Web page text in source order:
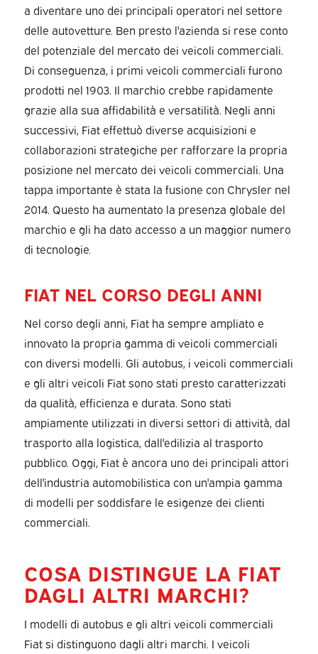
a diventare uno dei principali operatori nel settore
delle autovetture. Ben presto l'azienda si rese conto
del potenziale del mercato dei veicoli commerciali.
Di conseguenza, i primi veicoli commerciali furono
prodotti nel 1903. Il marchio crebbe rapidamente
grazie alla sua affidabilità e versatilità. Negli anni
successivi, Fiat effettuò diverse acquisizioni e
collaborazioni strategiche per rafforzare la propria
posizione nel mercato dei veicoli commerciali. Una
tappa importante è stata la fusione con Chrysler nel
2014. Questo ha aumentato la presenza globale del
marchio e gli ha dato accesso a un maggior numero
di tecnologie.
FIAT NEL CORSO DEGLI ANNI
Nel corso degli anni, Fiat ha sempre ampliato e
innovato la propria gamma di veicoli commerciali
con diversi modelli. Gli autobus, i veicoli commerciali
e gli altri veicoli Fiat sono stati presto caratterizzati
da qualità, efficienza e durata. Sono stati
ampiamente utilizzati in diversi settori di attività, dal
trasporto alla logistica, dall'edilizia al trasporto
pubblico. Oggi, Fiat è ancora uno dei principali attori
dell'industria automobilistica con un'ampia gamma
di modelli per soddisfare le esigenze dei clienti
commerciali.
COSA DISTINGUE LA FIAT
DAGLI ALTRI MARCHI?
I modelli di autobus e gli altri veicoli commerciali
Fiat si distinguono dagli altri marchi. I veicoli